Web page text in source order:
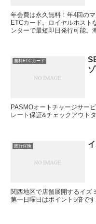
年会費は永久無料！年4回の
ETCカード。ロイヤルホスト
ンターで最短即日発行可能。
無料ETCカード
PASMOオートチャージサー
レート保証&チェックアウト
旅行保険
関西地区で店舗展開するイズ
第一日曜日はポイント5倍です